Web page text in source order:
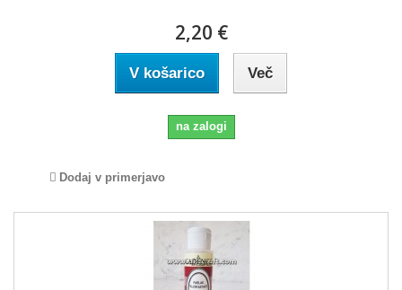
2,20 €
V košarico Več
na zalogi
Dodaj v primerjavo